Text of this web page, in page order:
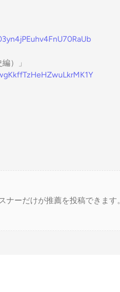
）」
ナーだけが推薦を投稿できます。